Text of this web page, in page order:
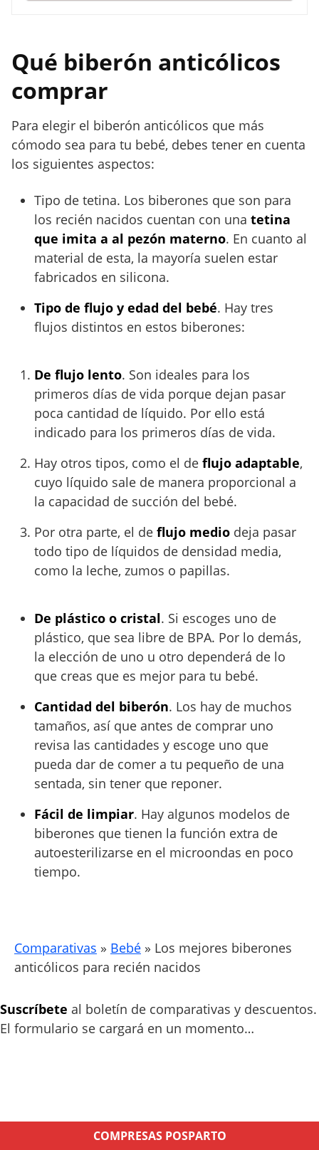
Qué biberón anticólicos
comprar
Para elegir el biberón anticólicos que más
cómodo sea para tu bebé, debes tener en cuenta
los siguientes aspectos:
Tipo de tetina. Los biberones que son para
los recién nacidos cuentan con una tetina
que imita a al pezón materno. En cuanto al
material de esta, la mayoría suelen estar
fabricados en silicona.
Tipo de flujo y edad del bebé. Hay tres
flujos distintos en estos biberones:
De flujo lento. Son ideales para los
primeros días de vida porque dejan pasar
poca cantidad de líquido. Por ello está
indicado para los primeros días de vida.
Hay otros tipos, como el de flujo adaptable,
cuyo líquido sale de manera proporcional a
la capacidad de succión del bebé.
Por otra parte, el de flujo medio deja pasar
todo tipo de líquidos de densidad media,
como la leche, zumos o papillas.
De plástico o cristal. Si escoges uno de
plástico, que sea libre de BPA. Por lo demás,
la elección de uno u otro dependerá de lo
que creas que es mejor para tu bebé.
Cantidad del biberón. Los hay de muchos
tamaños, así que antes de comprar uno
revisa las cantidades y escoge uno que
pueda dar de comer a tu pequeño de una
sentada, sin tener que reponer.
Fácil de limpiar. Hay algunos modelos de
biberones que tienen la función extra de
autoesterilizarse en el microondas en poco
tiempo.
Comparativas » Bebé » Los mejores biberones
anticólicos para recién nacidos
Suscríbete al boletín de comparativas y descuentos.
El formulario se cargará en un momento…
COMPRESAS POSPARTO